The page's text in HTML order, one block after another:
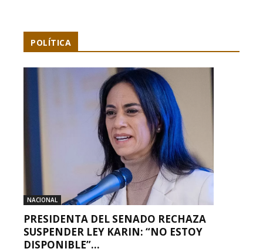
POLÍTICA
NACIONAL
PRESIDENTA DEL SENADO RECHAZA
SUSPENDER LEY KARIN: “NO ESTOY
DISPONIBLE”...